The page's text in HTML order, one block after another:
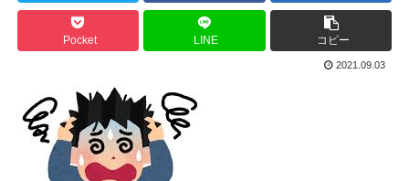
Pocket LINE コピー
2021.09.03